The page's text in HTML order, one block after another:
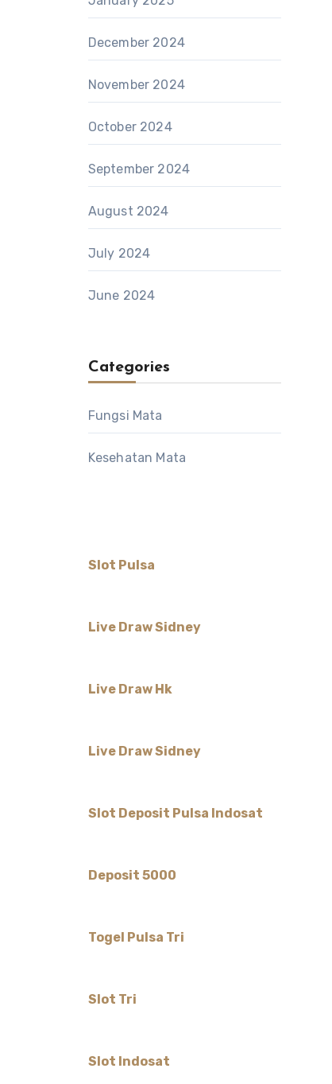
December 2024
November 2024
October 2024
September 2024
August 2024
July 2024
June 2024
Categories
Fungsi Mata
Kesehatan Mata
Slot Pulsa
Live Draw Sidney
Live Draw Hk
Live Draw Sidney
Slot Deposit Pulsa Indosat
Deposit 5000
Togel Pulsa Tri
Slot Tri
Slot Indosat